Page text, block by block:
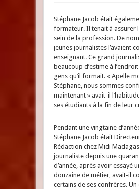
Stéphane Jacob était
formateur. Il tenait à assurer
sein de la profession. De
jeunes journalistes l’avaient
enseignant. Ce grand
beaucoup d’estime à
gens qu’il formait. « Apelle
Stéphane, nous sommes
maintenant » avait-il
ses étudiants à la fin de leur
Pendant une vingtaine
Stéphane Jacob était
Rédaction chez Midi
journaliste depuis une
d’année, après avoir essayé
douzaine de métier, avait-il
certains de ses confrères.